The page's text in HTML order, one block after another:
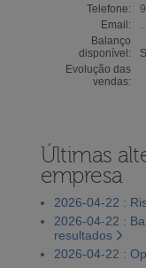
Telefone:
Email:
Balanço
disponível:
Evolução das
vendas:
Últimas
empresa
2026-04-22 :
2026-04-22 :
resultados
2026-04-22 :